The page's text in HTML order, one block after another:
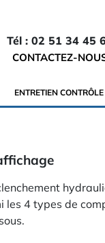
Tél : 02 51 34 45
CONTACTEZ-
ENTRETIEN CONTRÔLE
les 4 types de